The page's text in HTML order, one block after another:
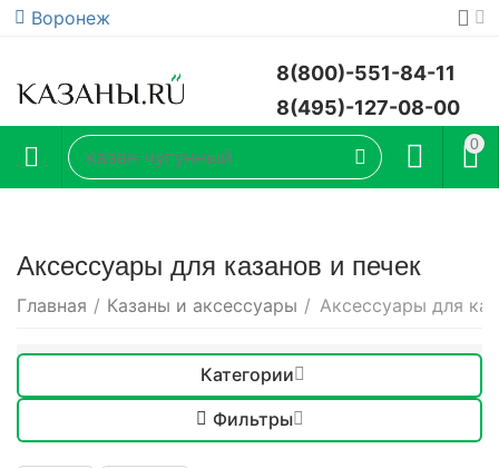
Воронеж
8(800)-551-84-11
8(495)-127-08-00
0
Аксессуары для казанов и печек
Главная / Казаны и аксессуары / Аксессуары для
Категории
Фильтры